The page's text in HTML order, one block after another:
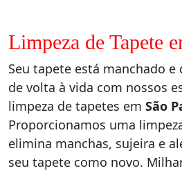
Limpeza de Tapete
Seu tapete está manchado e
de volta à vida com nossos
limpeza de tapetes em São
Proporcionamos uma
elimina manchas, sujeira e
seu tapete como novo.